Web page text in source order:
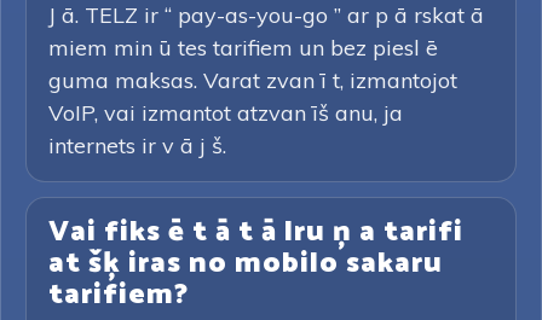
J ā. TELZ ir “ pay-as-you-go ” ar p ā rskat ā
miem min ū tes tarifiem un bez piesl ē
guma maksas. Varat zvan ī t, izmantojot
VoIP, vai izmantot atzvan īš anu, ja
internets ir v ā j š.
Vai fiks ē t ā t ā lru ņ a tarifi
at šķ iras no mobilo sakaru
tarifiem?